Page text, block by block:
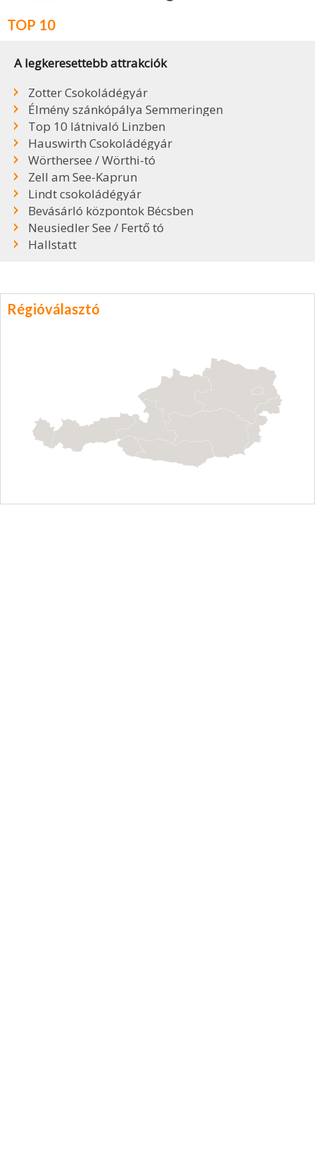
TOP 10
A legkeresettebb attrakciók
Zotter Csokoládégyár
Élmény szánkópálya Semmeringen
Top 10 látnivaló Linzben
Hauswirth Csokoládégyár
Wörthersee / Wörthi-tó
Zell am See-Kaprun
Lindt csokoládégyár
Bevásárló központok Bécsben
Neusiedler See / Fertő tó
Hallstatt
Régióválasztó